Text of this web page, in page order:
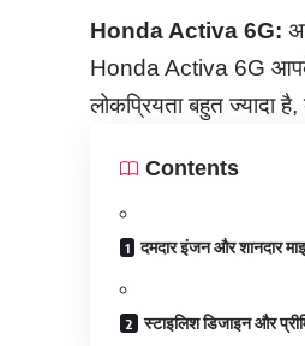
Honda Activa 6G:
Honda Activa 6G
लोकप्रियता बहुत ज्यादा
Contents
दमदार इंजन और शानदार
स्टाइलिश डिजाइन और